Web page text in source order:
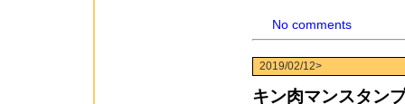
No comments
2019/02/12>
キン肉マンスタン